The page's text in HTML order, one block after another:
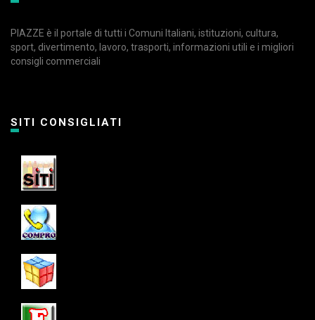
PIAZZE è il portale di tutti i Comuni Italiani, istituzioni, cultura,
sport, divertimento, lavoro, trasporti, informazioni utili e i migliori
consigli commerciali
SITI CONSIGLIATI